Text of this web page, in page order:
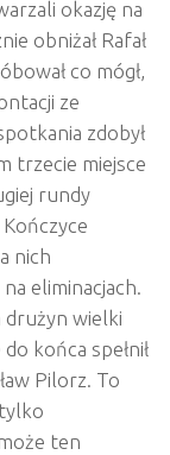
okazję na
obniżał Rafał
co mógł,
ze
zdobył
trzecie miejsce
rundy
Kończyce
nich
eliminacjach.
drużyn wielki
końca spełnił
Pilorz. To
ten